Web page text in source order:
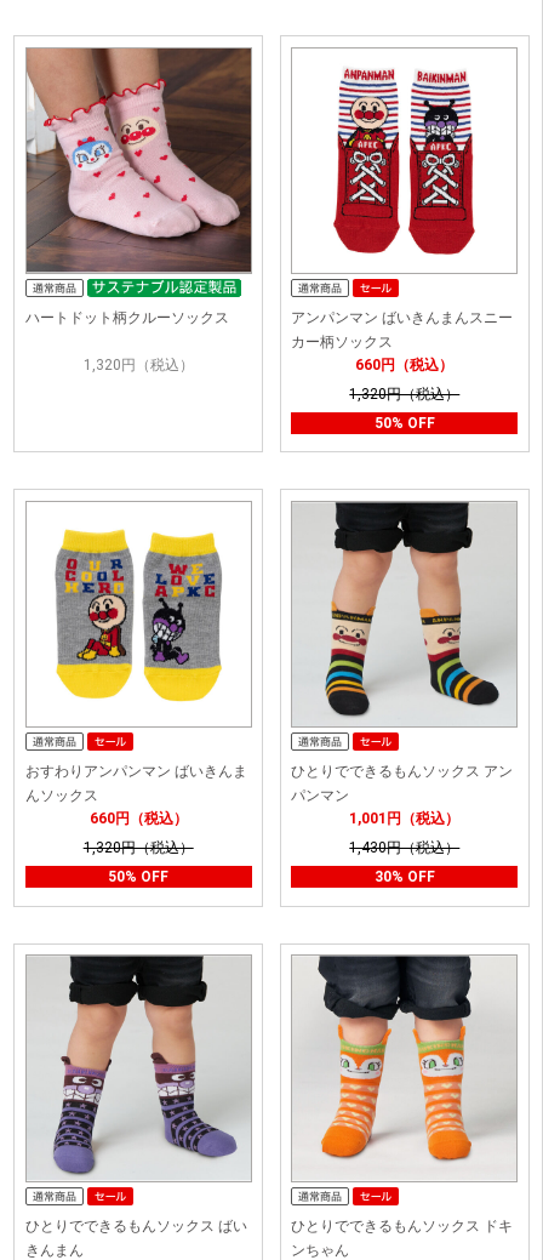
ハートドット柄クルーソックス
1,320円（税込）
アンパンマン ばいきんまんスニー
カー柄ソックス
660円（税込）
1,320円（税込）
50% OFF
おすわりアンパンマン ばいきんま
んソックス
660円（税込）
1,320円（税込）
50% OFF
ひとりでできるもんソックス アン
パンマン
1,001円（税込）
1,430円（税込）
30% OFF
ひとりでできるもんソックス ばい
きんまん
ひとりでできるもんソックス ドキ
ンちゃん